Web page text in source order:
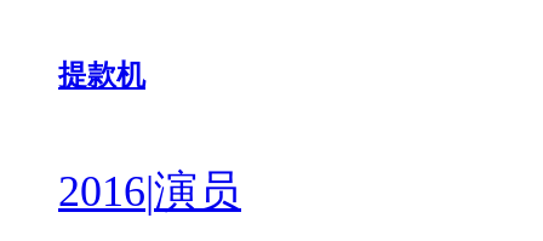
提款机
2016|演员